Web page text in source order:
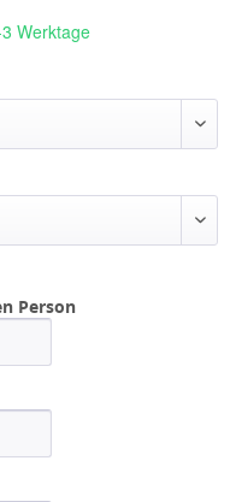
Werktage
Person